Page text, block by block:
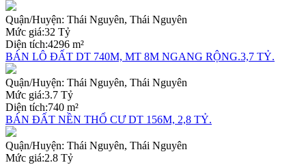
Quận/Huyện: Thái Nguyên, Thái Nguyên
Mức giá:32 Tỷ
Diện tích:4296 m²
BÁN LÔ ĐẤT DT 740M, MT 8M NGANG RỘNG.3,7 TỶ.
Quận/Huyện: Thái Nguyên, Thái Nguyên
Mức giá:3.7 Tỷ
Diện tích:740 m²
BÁN ĐẤT NỀN THỔ CƯ DT 156M, 2,8 TỶ.
Quận/Huyện: Thái Nguyên, Thái Nguyên
Mức giá:2.8 Tỷ